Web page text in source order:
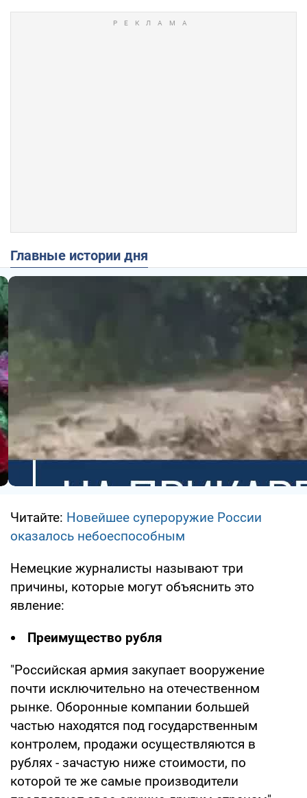
Главные истории дня
Читайте: Новейшее супероружие России
оказалось небоеспособным
Немецкие журналисты называют три
причины, которые могут объяснить это
явление:
Преимущество рубля
"Российская армия закупает вооружение
почти исключительно на отечественном
рынке. Оборонные компании большей
частью находятся под государственным
контролем, продажи осуществляются в
рублях - зачастую ниже стоимости, по
которой те же самые производители